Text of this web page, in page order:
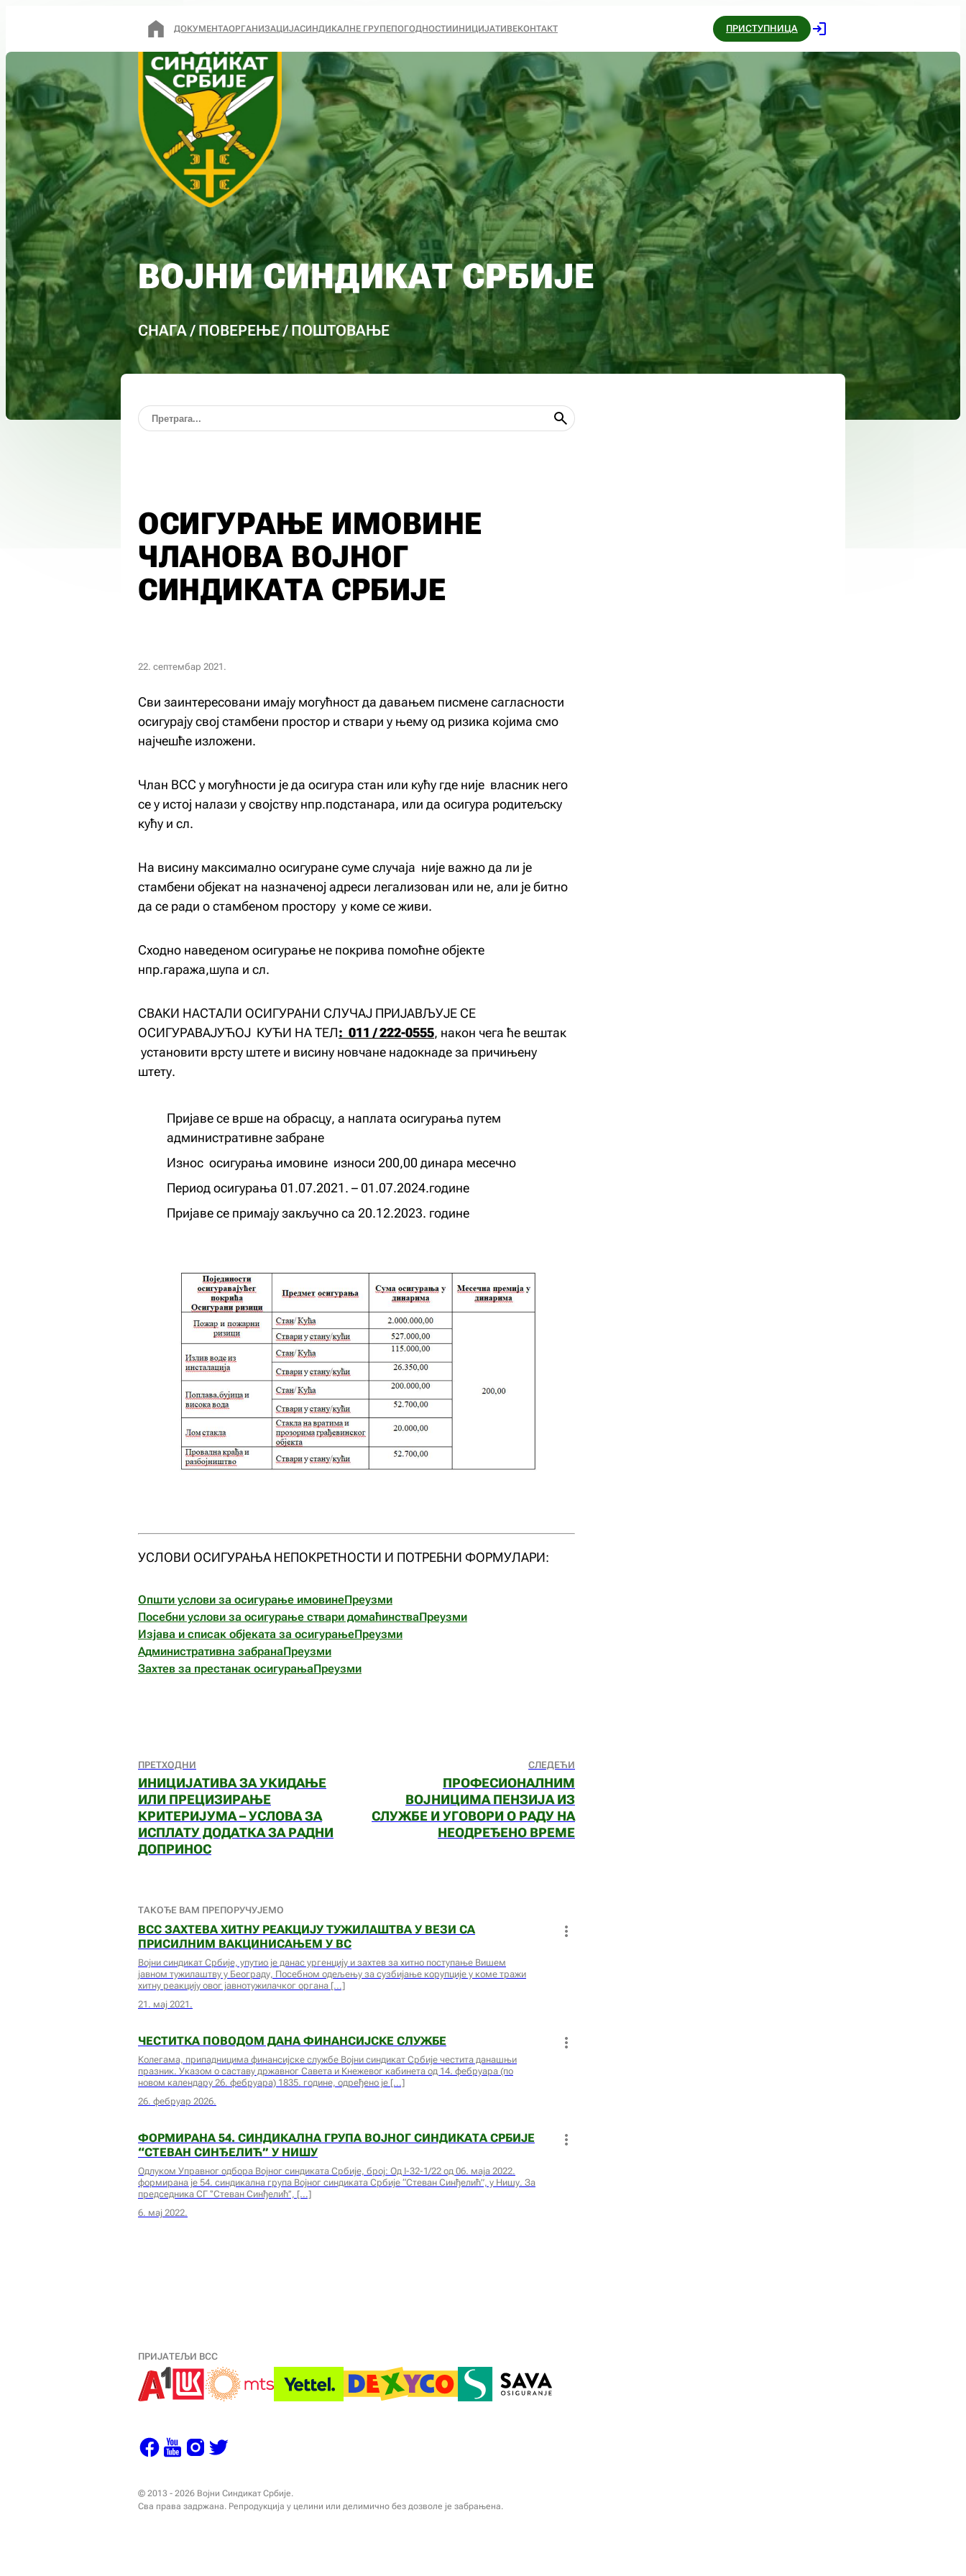
ДОКУМЕНТАОРГАНИЗАЦИЈАСИНДИКАЛНЕ ГРУПЕПОГОДНОСТИИНИЦИЈАТИВЕКОНТАКТ ПРИСТУПНИЦА
ВОЈНИ СИНДИКАТ СРБИЈЕ
СНАГА / ПОВЕРЕЊЕ / ПОШТОВАЊЕ
ОСИГУРАЊЕ ИМОВИНЕ
ЧЛАНОВА ВОЈНОГ
СИНДИКАТА СРБИЈЕ
22. септембар 2021.
Сви заинтересовани имају могућност да давањем писмене сагласности
осигурају свој стамбени простор и ствари у њему од ризика којима смо
најчешће изложени.
Члан ВСС у могућности је да осигура стан или кућу где није власник него
се у истој налази у својству нпр.подстанара, или да осигура родитељску
кућу и сл.
На висину максимално осигуране суме случаја није важно да ли је
стамбени објекат на назначеној адреси легализован или не, али је битно
да се ради о стамбеном простору у коме се живи.
Сходно наведеном осигурање не покрива помоћне објекте
нпр.гаража,шупа и сл.
СВАКИ НАСТАЛИ ОСИГУРАНИ СЛУЧАЈ ПРИЈАВЉУЈЕ СЕ
ОСИГУРАВАЈУЋОЈ КУЋИ НА ТЕЛ: 011 / 222-0555, након чега ће вештак
установити врсту штете и висину новчане надокнаде за причињену
штету.
Пријаве се врше на обрасцу, а наплата осигурања путем
административне забране
Износ осигурања имовине износи 200,00 динара месечно
Период осигурања 01.07.2021. – 01.07.2024.године
Пријаве се примају закључно са 20.12.2023. године
УСЛОВИ ОСИГУРАЊА НЕПОКРЕТНОСТИ И ПОТРЕБНИ ФОРМУЛАРИ:
Општи услови за осигурање имовинеПреузми
Посебни услови за осигурање ствари домаћинстваПреузми
Изјава и списак објеката за осигурањеПреузми
Административна забранаПреузми
Захтев за престанак осигурањаПреузми
ПРЕТХОДНИ
ИНИЦИЈАТИВА ЗА УКИДАЊЕ
ИЛИ ПРЕЦИЗИРАЊЕ
КРИТЕРИЈУМА – УСЛОВА ЗА
ИСПЛАТУ ДОДАТКА ЗА РАДНИ
ДОПРИНОС
СЛЕДЕЋИ
ПРОФЕСИОНАЛНИМ
ВОЈНИЦИМА ПЕНЗИЈА ИЗ
СЛУЖБЕ И УГОВОРИ О РАДУ НА
НЕОДРЕЂЕНО ВРЕМЕ
ТАКОЂЕ ВАМ ПРЕПОРУЧУЈЕМО
ВСС ЗАХТЕВА ХИТНУ РЕАКЦИЈУ ТУЖИЛАШТВА У ВЕЗИ СА
ПРИСИЛНИМ ВАКЦИНИСАЊЕМ У ВС
Војни синдикат Србије, упутио је данас ургенцију и захтев за хитно поступање Вишем
јавном тужилаштву у Београду, Посебном одељењу за сузбијање корупције у коме тражи
хитну реакцију овог јавнотужилачког органа
21. мај 2021.
ЧЕСТИТКА ПОВОДОМ ДАНА ФИНАНСИЈСКЕ СЛУЖБЕ
Колегама, припадницима финансијске службе Војни синдикат Србије честита данашњи
празник. Указом о саставу државног Савета и Кнежевог кабинета од 14. фебруара (по
новом календару 26. фебруара) 1835. године, одређено је
26. фебруар 2026.
ФОРМИРАНА 54. СИНДИКАЛНА ГРУПА ВОЈНОГ СИНДИКАТА СРБИЈЕ
“СТЕВАН СИНЂЕЛИЋ’’ У НИШУ
Одлуком Управног одбора Војног синдиката Србије, број: Од I-32-1/22 од 06. маја 2022.
формирана је 54. синдикална група Војног синдиката Србије “Стеван Синђелић”, у Нишу. За
председника СГ ‘’Стеван Синђелић’’,
6. мај 2022.
ПРИЈАТЕЉИ ВСС
© 2013 - 2026 Војни Синдикат Србије.
Сва права задржана. Репродукција у целини или делимично без дозволе је забрањена.